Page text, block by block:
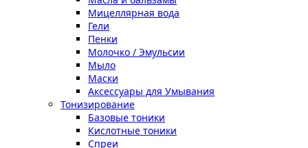
Мицеллярная вода
Гели
Пенки
Молочко / Эмульсии
Мыло
Маски
Аксессуары для Умывания
Тонизирование
Базовые тоники
Кислотные тоники
Спреи